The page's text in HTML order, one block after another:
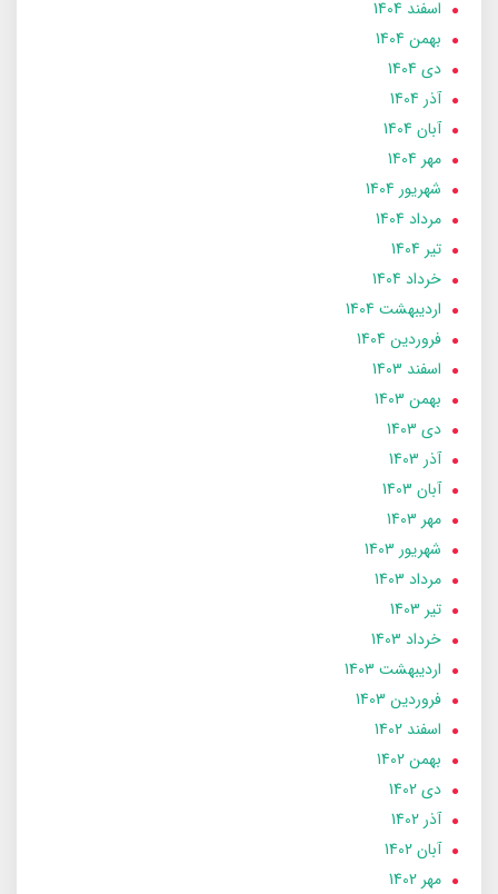
اسفند 1404
بهمن 1404
دی 1404
آذر 1404
آبان 1404
مهر 1404
شهریور 1404
مرداد 1404
تير 1404
خرداد 1404
ارديبهشت 1404
فروردین 1404
اسفند 1403
بهمن 1403
دی 1403
آذر 1403
آبان 1403
مهر 1403
شهریور 1403
مرداد 1403
تير 1403
خرداد 1403
ارديبهشت 1403
فروردین 1403
اسفند 1402
بهمن 1402
دی 1402
آذر 1402
آبان 1402
مهر 1402